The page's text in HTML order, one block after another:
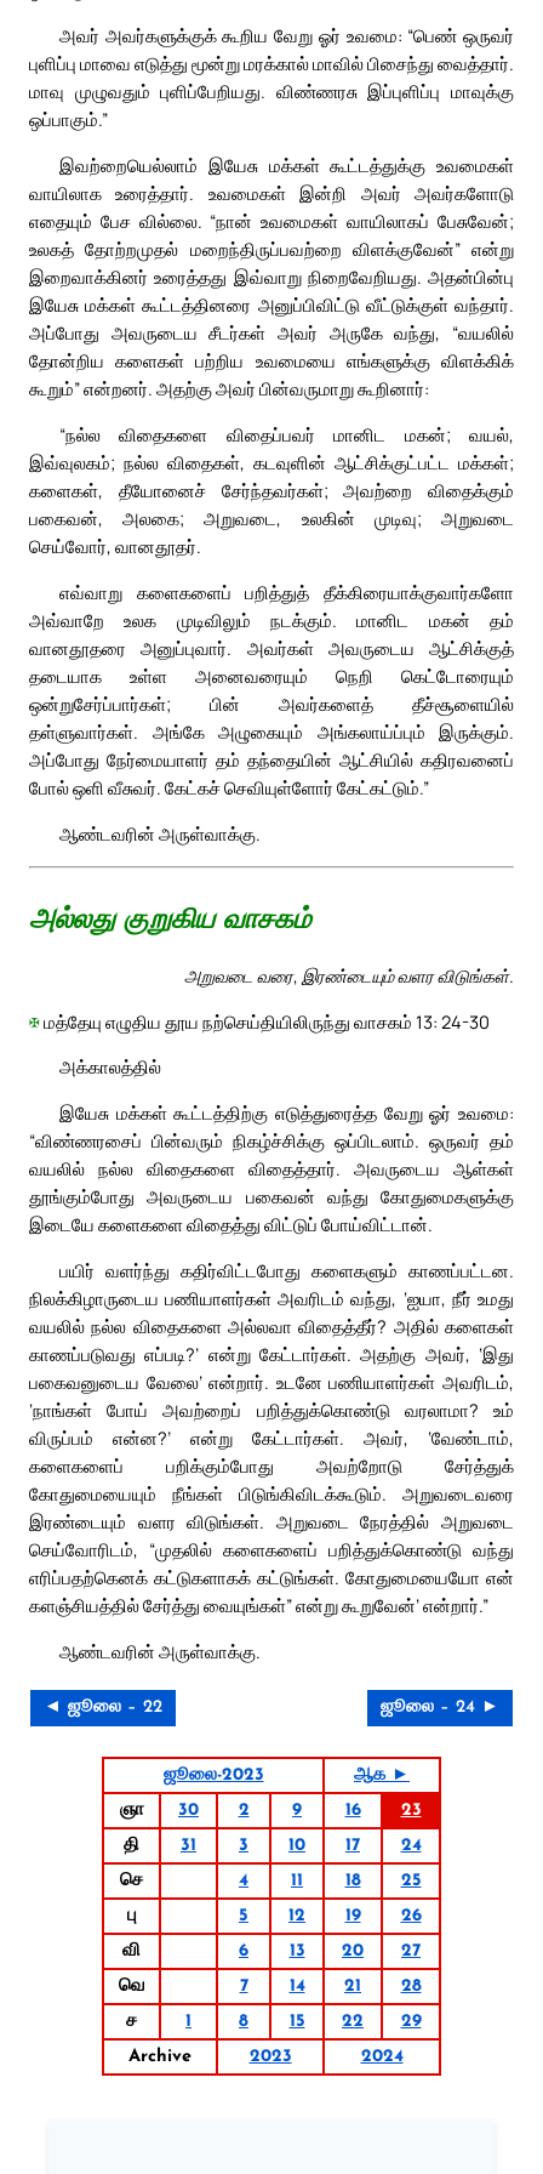
அவர் அவர்களுக்குக் கூறிய வேறு ஓர் உவமை: “பெண் ஒருவர்
புளிப்பு மாவை எடுத்து மூன்று மரக்கால் மாவில் பிசைந்து வைத்தார்.
மாவு முழுவதும் புளிப்பேறியது. விண்ணரசு இப்புளிப்பு மாவுக்கு
ஒப்பாகும்.”
இவற்றையெல்லாம் இயேசு மக்கள் கூட்டத்துக்கு உவமைகள்
வாயிலாக உரைத்தார். உவமைகள் இன்றி அவர் அவர்களோடு
எதையும் பேச வில்லை. “நான் உவமைகள் வாயிலாகப் பேசுவேன்;
உலகத் தோற்றமுதல் மறைந்திருப்பவற்றை விளக்குவேன்” என்று
இறைவாக்கினர் உரைத்தது இவ்வாறு நிறைவேறியது. அதன்பின்பு
இயேசு மக்கள் கூட்டத்தினரை அனுப்பிவிட்டு வீட்டுக்குள் வந்தார்.
அப்போது அவருடைய சீடர்கள் அவர் அருகே வந்து, “வயலில்
தோன்றிய களைகள் பற்றிய உவமையை எங்களுக்கு விளக்கிக்
கூறும்” என்றனர். அதற்கு அவர் பின்வருமாறு கூறினார்:
“நல்ல விதைகளை விதைப்பவர் மானிட மகன்; வயல்,
இவ்வுலகம்; நல்ல விதைகள், கடவுளின் ஆட்சிக்குட்பட்ட மக்கள்;
களைகள், தீயோனைச் சேர்ந்தவர்கள்; அவற்றை விதைக்கும்
பகைவன், அலகை; அறுவடை, உலகின் முடிவு; அறுவடை
செய்வோர், வானதூதர்.
எவ்வாறு களைகளைப் பறித்துத் தீக்கிரையாக்குவார்களோ
அவ்வாறே உலக முடிவிலும் நடக்கும். மானிட மகன் தம்
வானதூதரை அனுப்புவார். அவர்கள் அவருடைய ஆட்சிக்குத்
தடையாக உள்ள அனைவரையும் நெறி கெட்டோரையும்
ஒன்றுசேர்ப்பார்கள்; பின் அவர்களைத் தீச்சூளையில்
தள்ளுவார்கள். அங்கே அழுகையும் அங்கலாய்ப்பும் இருக்கும்.
அப்போது நேர்மையாளர் தம் தந்தையின் ஆட்சியில் கதிரவனைப்
போல் ஒளி வீசுவர். கேட்கச் செவியுள்ளோர் கேட்கட்டும்.”
ஆண்டவரின் அருள்வாக்கு.
அல்லது குறுகிய வாசகம்
அறுவடை வரை, இரண்டையும் வளர விடுங்கள்.
✠மத்தேயு எழுதிய தூய நற்செய்தியிலிருந்து வாசகம் 13: 24-30
அக்காலத்தில்
இயேசு மக்கள் கூட்டத்திற்கு எடுத்துரைத்த வேறு ஓர் உவமை:
“விண்ணரசைப் பின்வரும் நிகழ்ச்சிக்கு ஒப்பிடலாம். ஒருவர் தம்
வயலில் நல்ல விதைகளை விதைத்தார். அவருடைய ஆள்கள்
தூங்கும்போது அவருடைய பகைவன் வந்து கோதுமைகளுக்கு
இடையே களைகளை விதைத்து விட்டுப் போய்விட்டான்.
பயிர் வளர்ந்து கதிர்விட்டபோது களைகளும் காணப்பட்டன.
நிலக்கிழாருடைய பணியாளர்கள் அவரிடம் வந்து, ‘ஐயா, நீர் உமது
வயலில் நல்ல விதைகளை அல்லவா விதைத்தீர்? அதில் களைகள்
காணப்படுவது எப்படி?’ என்று கேட்டார்கள். அதற்கு அவர், ‘இது
பகைவனுடைய வேலை’ என்றார். உடனே பணியாளர்கள் அவரிடம்,
‘நாங்கள் போய் அவற்றைப் பறித்துக்கொண்டு வரலாமா? உம்
விருப்பம் என்ன?’ என்று கேட்டார்கள். அவர், ‘வேண்டாம்,
களைகளைப் பறிக்கும்போது அவற்றோடு சேர்த்துக்
கோதுமையையும் நீங்கள் பிடுங்கிவிடக்கூடும். அறுவடைவரை
இரண்டையும் வளர விடுங்கள். அறுவடை நேரத்தில் அறுவடை
செய்வோரிடம், “முதலில் களைகளைப் பறித்துக்கொண்டு வந்து
எரிப்பதற்கெனக் கட்டுகளாகக் கட்டுங்கள். கோதுமையையோ என்
களஞ்சியத்தில் சேர்த்து வையுங்கள்” என்று கூறுவேன்’ என்றார்.”
ஆண்டவரின் அருள்வாக்கு.
◄ ஜூலை – 22 ஜூலை – 24 ►
ஜூலை-2023
ஆக ►
ஞா
30 2 9 16
23
தி
31 3 10 17
24
செ
4 11 18
25
பு
5 12 19
26
வி
6 13 20
27
வெ
7 14 21
28
ச
1 8 15 22
29
Archive
2023 2024